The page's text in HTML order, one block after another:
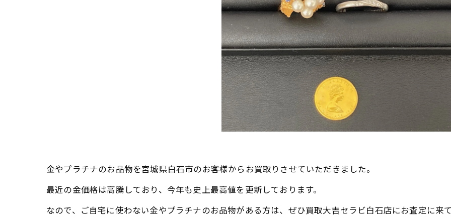
金やプラチナのお品物を宮城県白石市のお客様からお買取りさせていただきました。
最近の金価格は高騰しており、今年も史上最高値を更新しております。
なので、ご自宅に使わない金やプラチナのお品物がある方は、ぜひ買取大吉セラビ白石店にお査定に来て